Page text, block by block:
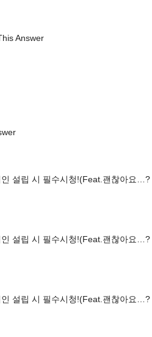
Answer
설립 시 필수시청!(Feat.괜찮아요
설립 시 필수시청!(Feat.괜찮아요
설립 시 필수시청!(Feat.괜찮아요